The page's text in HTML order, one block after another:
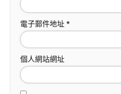
電子郵件地址 *
個人網站網址